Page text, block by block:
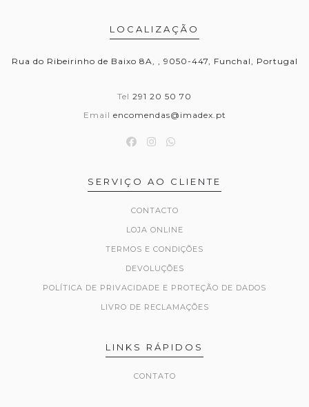
LOCALIZAÇÃO
Rua do Ribeirinho de Baixo 8A, , 9050-447, Funchal, Portugal
Tel 291 20 50 70
Email encomendas@imadex.pt
SERVIÇO AO CLIENTE
CONTACTO
LOJA ONLINE
TERMOS E CONDIÇÕES
DEVOLUÇÕES
POLÍTICA DE PRIVACIDADE E PROTEÇÃO DE DADOS
LIVRO DE RECLAMAÇÕES
LINKS RÁPIDOS
CONTATO